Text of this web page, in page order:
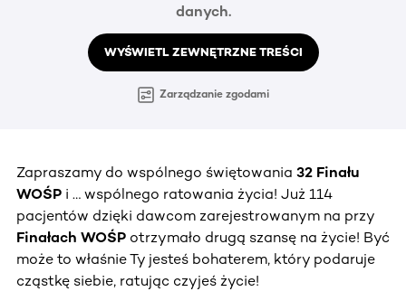
danych.
WYŚWIETL ZEWNĘTRZNE TREŚCI
Zarządzanie zgodami
Zapraszamy do wspólnego świętowania 32 Finału
WOŚP i … wspólnego ratowania życia! Już 114
pacjentów dzięki dawcom zarejestrowanym na przy
Finałach WOŚP otrzymało drugą szansę na życie! Być
może to właśnie Ty jesteś bohaterem, który podaruje
cząstkę siebie, ratując czyjeś życie!